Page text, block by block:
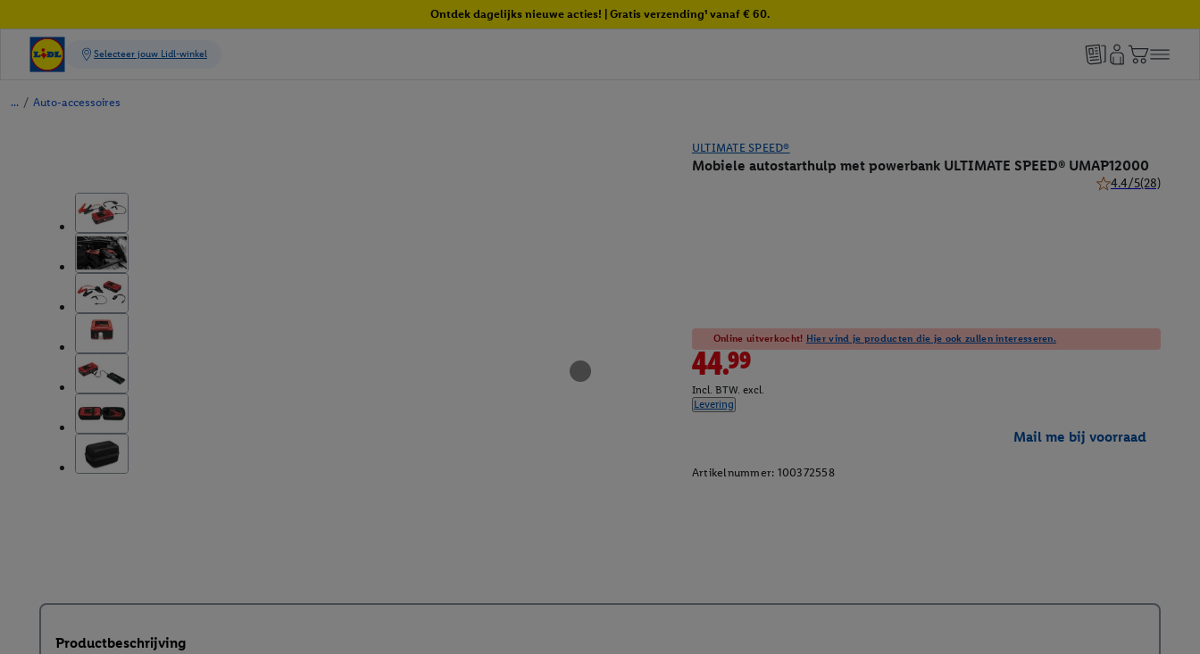
Ontdek dagelijks nieuwe acties! | Gratis verzending¹ vanaf € 60.
/ Auto-accessoires
ULTIMATE SPEED®
Mobiele autostarthulp met powerbank ULTIMATE SPEED® UMAP12000
4.4/5(28)
Online uitverkocht! Hier vind je producten die je ook zullen interesseren.
44.99
Incl. BTW. excl.
Levering
Mail me bij voorraad
Artikelnummer: 100372558
Productbeschrijving